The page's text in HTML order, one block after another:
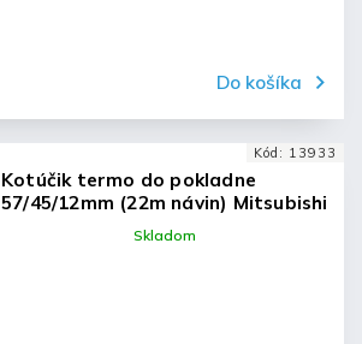
Do košíka
Kotúčik termo do pokladne
57/45/12mm (22m návin) Mitsubishi
Skladom
Kód: 13933